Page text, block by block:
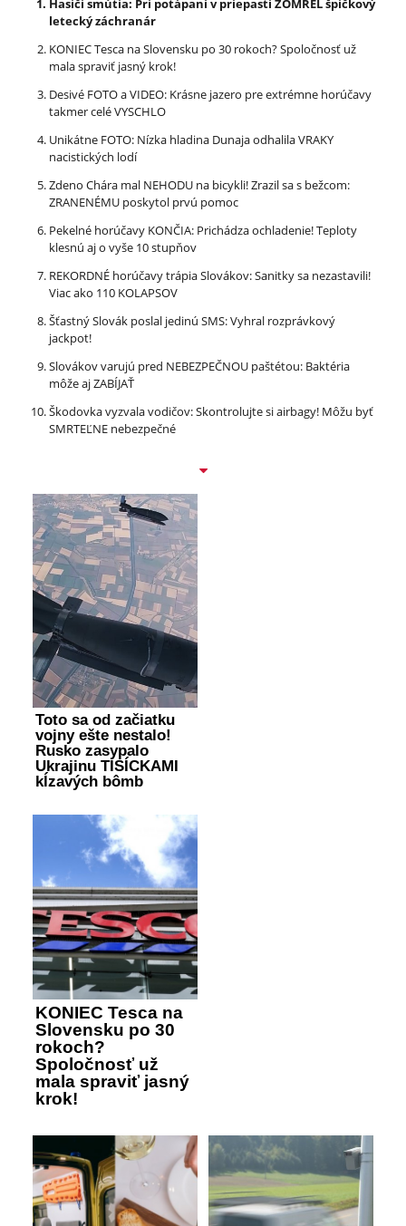
Hasiči smútia: Pri potápaní v priepasti ZOMREL špičkový
letecký záchranár
KONIEC Tesca na Slovensku po 30 rokoch? Spoločnosť už
mala spraviť jasný krok!
Desivé FOTO a VIDEO: Krásne jazero pre extrémne horúčavy
takmer celé VYSCHLO
Unikátne FOTO: Nízka hladina Dunaja odhalila VRAKY
nacistických lodí
Zdeno Chára mal NEHODU na bicykli! Zrazil sa s bežcom:
ZRANENÉMU poskytol prvú pomoc
Pekelné horúčavy KONČIA: Prichádza ochladenie! Teploty
klesnú aj o vyše 10 stupňov
REKORDNÉ horúčavy trápia Slovákov: Sanitky sa nezastavili!
Viac ako 110 KOLAPSOV
Šťastný Slovák poslal jedinú SMS: Vyhral rozprávkový
jackpot!
Slovákov varujú pred NEBEZPEČNOU paštétou: Baktéria
môže aj ZABÍJAŤ
Škodovka vyzvala vodičov: Skontrolujte si airbagy! Môžu byť
SMRTEĽNE nebezpečné
Toto sa od začiatku
vojny ešte nestalo!
Rusko zasypalo
Ukrajinu TISÍCKAMI
kĺzavých bômb
KONIEC Tesca na
Slovensku po 30
rokoch?
Spoločnosť už
mala spraviť jasný
krok!